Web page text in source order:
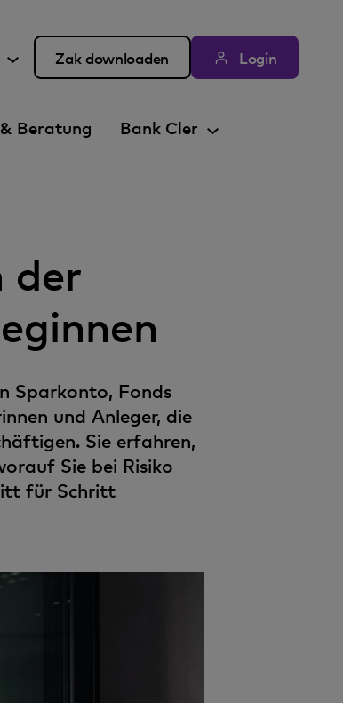
Zak downloaden Login
Beratung Bank Cler
der
Sparkonto, Fonds
und Anleger, die
Sie erfahren,
Sie bei Risiko
für Schritt